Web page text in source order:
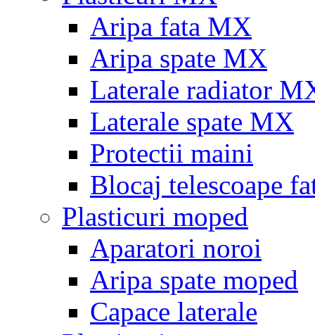
Aripa fata MX
Aripa spate MX
Laterale radiator
Laterale spate MX
Protectii maini
Blocaj telescoape
Plasticuri moped
Aparatori noroi
Aripa spate moped
Capace laterale